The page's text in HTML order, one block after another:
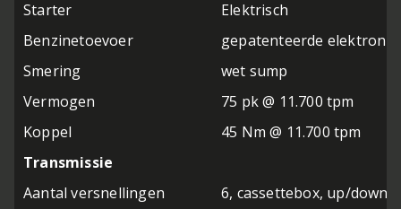
Starter
Elektrisch
Benzinetoevoer
gepatenteerde
Smering
wet sump
Vermogen
75 pk @ 11.700 tpm
Koppel
45 Nm @ 11.700 tpm
Transmissie
Aantal versnellingen
6, cassettebox, up/down